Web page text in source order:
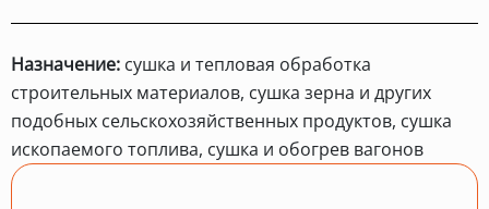
Назначение: сушка и тепловая обработка
строительных материалов, сушка зерна и других
подобных сельскохозяйственных продуктов, сушка
ископаемого топлива, сушка и обогрев вагонов